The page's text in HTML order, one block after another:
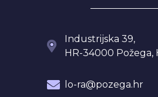
Industrijska 39,
HR-34000 Požega,
lo-ra@pozega.hr